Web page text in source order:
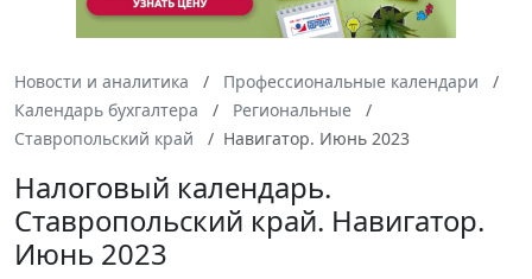
Новости и аналитика
Профессиональные календари
Календарь бухгалтера
Региональные
Ставропольский край
Навигатор. Июнь 2023
Налоговый календарь.
Ставропольский край. Навигатор.
Июнь 2023